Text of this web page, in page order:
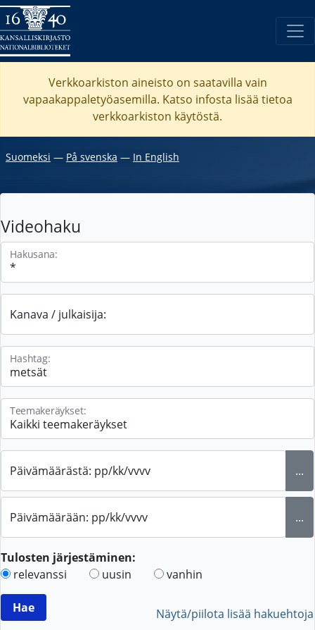
Verkkoarkiston aineisto on saatavilla vain
vapaakappaletyöasemilla. Katso infosta lisää tietoa
verkkoarkiston käytöstä.
Suomeksi ― På svenska ― In English
Videohaku
Hakusana:
Kanava / julkaisija:
Hashtag:
Teemakeräykset:
Päivämäärästä: pp/kk/vvvv ...
Päivämäärään: pp/kk/vvvv ...
Tulosten järjestäminen:
relevanssi
uusin vanhin
Näytä/piilota lisää hakuehtoja